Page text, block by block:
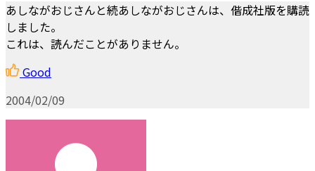
あしながおじさんと続あしながおじさんは、偕成社版を購読
しました。
これは、読んだことがありません。
Good
2004/02/09